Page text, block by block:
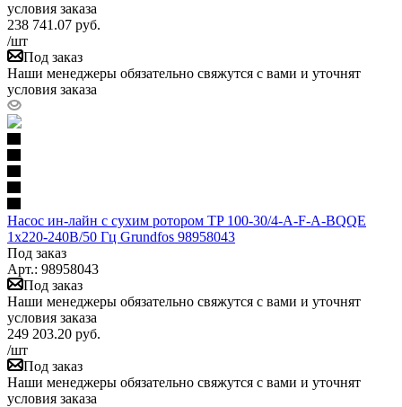
условия заказа
238 741.07 руб.
/шт
Под заказ
Наши менеджеры обязательно свяжутся с вами и уточнят
условия заказа
Насос ин-лайн с сухим ротором TP 100-30/4-A-F-A-BQQE
1х220-240В/50 Гц Grundfos 98958043
Под заказ
Арт.: 98958043
Под заказ
Наши менеджеры обязательно свяжутся с вами и уточнят
условия заказа
249 203.20 руб.
/шт
Под заказ
Наши менеджеры обязательно свяжутся с вами и уточнят
условия заказа